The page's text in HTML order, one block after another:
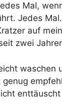
Mal,
Jedes
auf
zwei
waschen
enttäuscht